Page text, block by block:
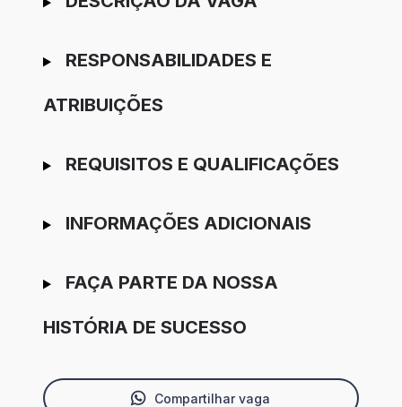
RESPONSABILIDADES E
ATRIBUIÇÕES
REQUISITOS E QUALIFICAÇÕES
INFORMAÇÕES ADICIONAIS
FAÇA PARTE DA NOSSA
HISTÓRIA DE SUCESSO
Compartilhar vaga